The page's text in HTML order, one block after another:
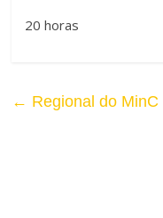
20 horas
← Regional do